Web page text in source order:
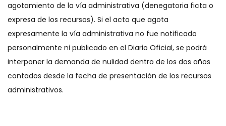
agotamiento de la vía administrativa (denegatoria ficta o
expresa de los recursos). Si el acto que agota
expresamente la vía administrativa no fue notificado
personalmente ni publicado en el Diario Oficial, se podrá
interponer la demanda de nulidad dentro de los dos años
contados desde la fecha de presentación de los recursos
administrativos.